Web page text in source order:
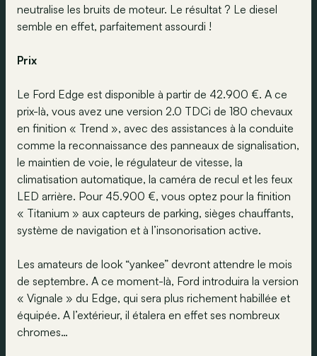
neutralise les bruits de moteur. Le résultat ? Le diesel
semble en effet, parfaitement assourdi !
Prix
Le Ford Edge est disponible à partir de 42.900 €. A ce
prix-là, vous avez une version 2.0 TDCi de 180 chevaux
en finition « Trend », avec des assistances à la conduite
comme la reconnaissance des panneaux de signalisation,
le maintien de voie, le régulateur de vitesse, la
climatisation automatique, la caméra de recul et les feux
LED arrière. Pour 45.900 €, vous optez pour la finition
« Titanium » aux capteurs de parking, sièges chauffants,
système de navigation et à l’insonorisation active.
Les amateurs de look “yankee” devront attendre le mois
de septembre. A ce moment-là, Ford introduira la version
« Vignale » du Edge, qui sera plus richement habillée et
équipée. A l’extérieur, il étalera en effet ses nombreux
chromes…